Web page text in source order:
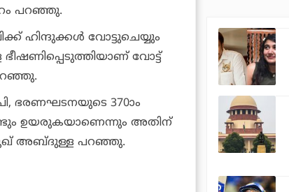
പറഞ്ഞു.
ഹിന്ദുക്കള്‍ വോട്ടുചെയ്യും
വോട്ട്
ഭരണഘടനയുടെ 370ാം
വീണ്ടും ഉയരുകയാണെന്നും അതിന്
അബ്ദുള്ള പറഞ്ഞു.